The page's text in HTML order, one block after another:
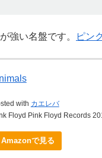
強い名盤です。 ピン
with カエレバ
Floyd Pink Floyd Records
Amazonで見る